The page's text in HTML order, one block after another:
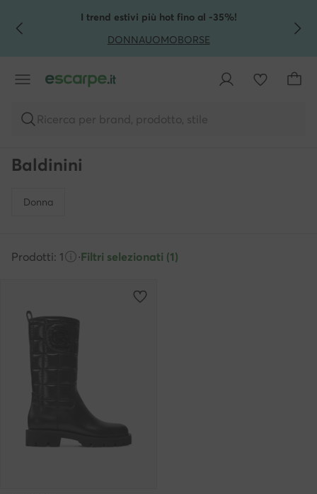
VAI AL CONTENUTO PRINCIPALE
VAI ALLA RICERCAI trend estivi più hot fino al -35%!
DONNAUOMOBORSE
Ricerca per brand, prodotto, stile
Baldinini
Donna
Prodotti: 1 ·Filtri selezionati (1)